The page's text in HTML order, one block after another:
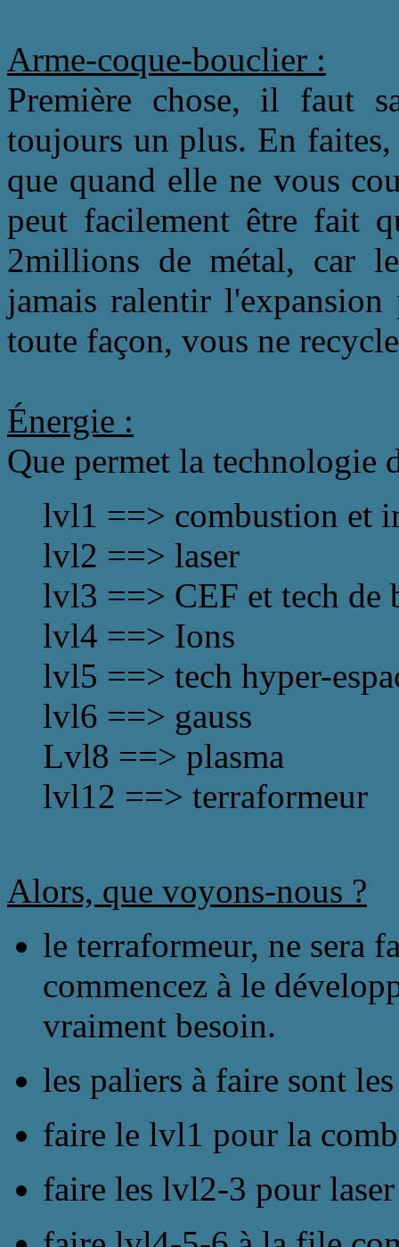
Arme-coque-bouclier :
Première chose, il faut
toujours un plus. En
que quand elle ne vous
peut facilement être fait
2millions de métal, car
jamais ralentir
toute façon, vous ne
Énergie :
Que permet la technologie
lvl1 ==> combustion et
lvl2 ==> laser
lvl3 ==> CEF et tech de
lvl4 ==> Ions
lvl5 ==> tech hyper-
lvl6 ==> gauss
Lvl8 ==> plasma
lvl12 ==> terraformeur
Alors, que voyons-nous ?
le terraformeur, ne sera
commencez à le
vraiment besoin.
les paliers à faire sont
faire le lvl1 pour la
faire les lvl2-3 pour